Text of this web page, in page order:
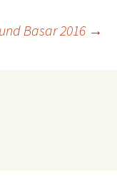
Basar 2016 →